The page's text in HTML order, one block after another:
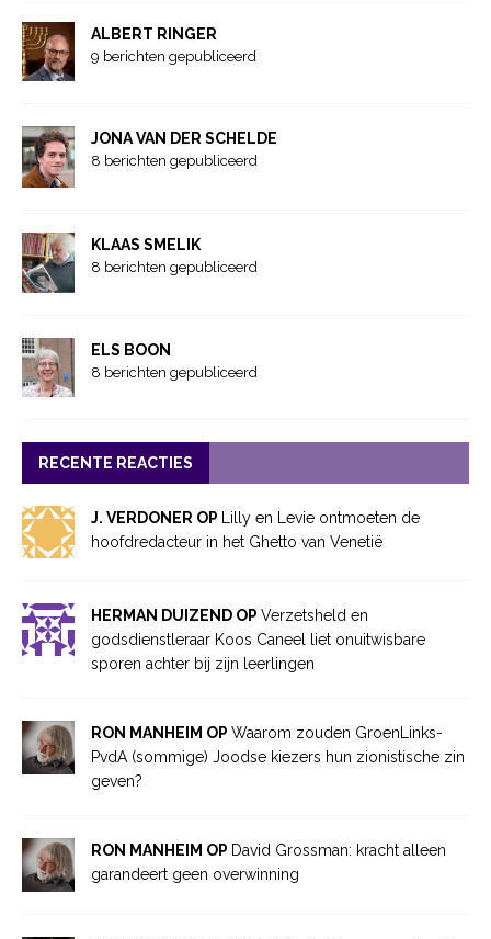
ALBERT RINGER
9 berichten gepubliceerd
JONA VAN DER SCHELDE
8 berichten gepubliceerd
KLAAS SMELIK
8 berichten gepubliceerd
ELS BOON
8 berichten gepubliceerd
RECENTE REACTIES
J. VERDONER OP
Lilly en Levie ontmoeten de
hoofdredacteur in het Ghetto van Venetië
HERMAN DUIZEND OP Verzetsheld en
godsdienstleraar Koos Caneel liet onuitwisbare
sporen achter bij zijn leerlingen
RON MANHEIM OP Waarom zouden GroenLinks-
PvdA (sommige) Joodse kiezers hun zionistische zin
geven?
RON MANHEIM OP David Grossman: kracht alleen
garandeert geen overwinning